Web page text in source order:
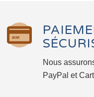
Nous
PayPal et